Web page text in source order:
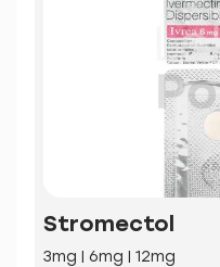
Stromectol
3mg | 6mg | 12mg